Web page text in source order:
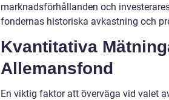
marknadsförhållanden och
fondernas historiska avkastning och
Kvantitativa
Allemansfond
En viktig faktor att överväga vid valet